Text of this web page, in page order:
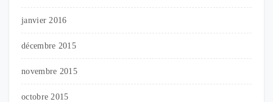
janvier 2016
décembre 2015
novembre 2015
octobre 2015